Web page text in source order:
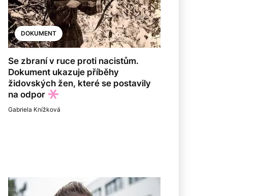
DOKUMENT
Se zbraní v ruce proti nacistům.
Dokument ukazuje příběhy
židovských žen, které se postavily
na odpor
Gabriela Knížková